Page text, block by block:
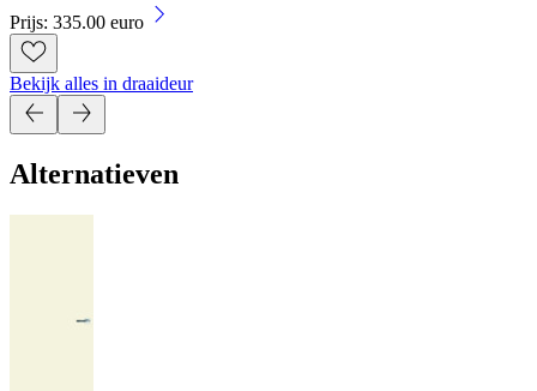
Prijs: 335.00 euro
Bekijk alles in draaideur
Alternatieven